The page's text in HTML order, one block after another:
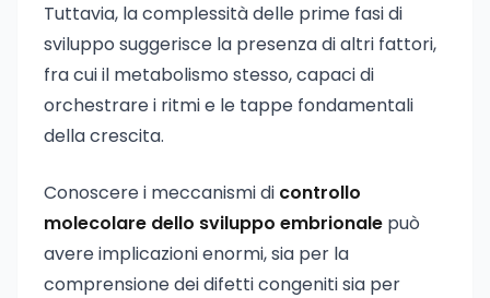
Tuttavia, la complessità delle prime fasi di
sviluppo suggerisce la presenza di altri fattori,
fra cui il metabolismo stesso, capaci di
orchestrare i ritmi e le tappe fondamentali
della crescita.
Conoscere i meccanismi di controllo
molecolare dello sviluppo embrionale può
avere implicazioni enormi, sia per la
comprensione dei difetti congeniti sia per